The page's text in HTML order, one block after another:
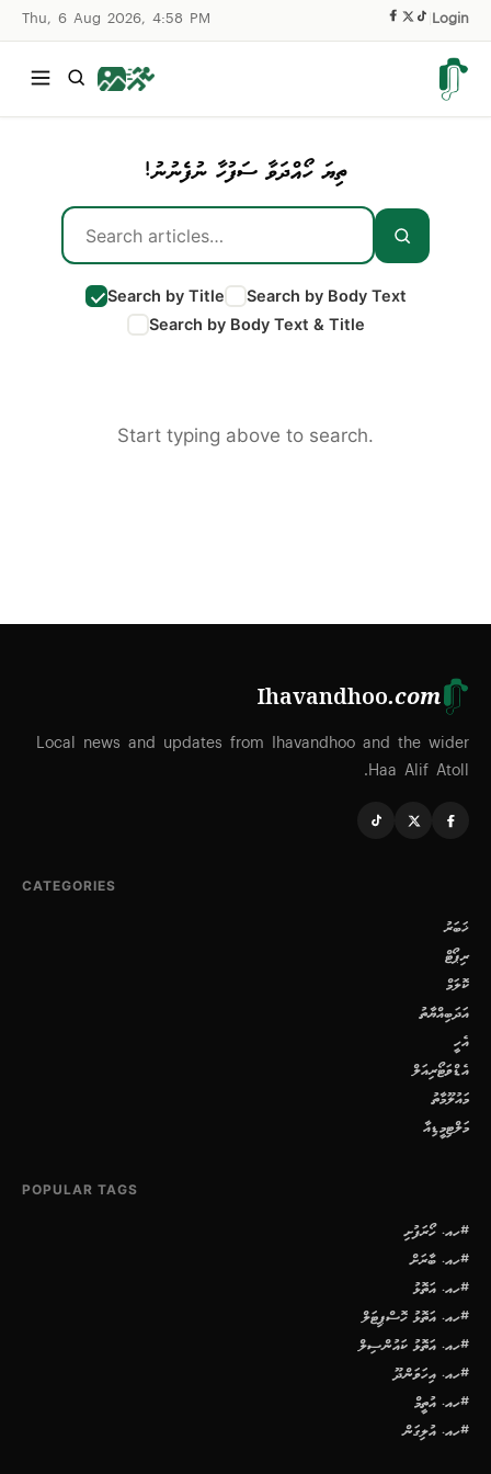
Thu, 6 Aug 2026, 4:58 PM Login
ތިޔަ ހޯއްދަވާ ސަފުހާ ނުފެނުނު!
Search by Title
Search by Body Text
Search by Body Text & Title
Start typing above to search.
Ihavandhoo.com
Local news and updates from Ihavandhoo and the wider
Haa Alif Atoll.
CATEGORIES
ޚަބަރު
ރިޕޯޓް
ކޮލަމް
އަދަބިއްޔާތު
އެހީ
އެޑްވަޓޯރިއަލް
މައުލޫމާތު
މަލްޓިމީޑިއާ
POPULAR TAGS
#ހއ. ހޯރަފުށި
#ހއ. ބާރަށް
#ހއ. އަތޮޅު
#ހއ. އަތޮޅު ހޮސްޕިޓަލް
#ހއ. އަތޮޅު ކައުންސިލް
#ހއ. އިހަވަންދޫ
#ހއ. އުތީމް
#ހއ. އުލިގަން